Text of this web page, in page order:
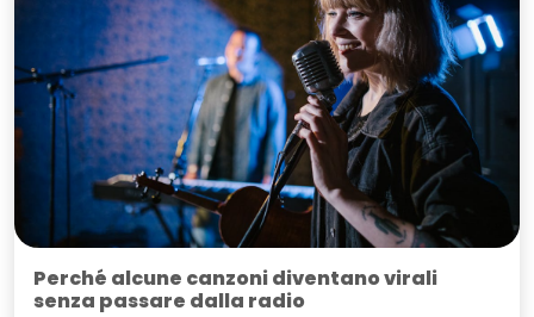
Perché alcune canzoni diventano virali
senza passare dalla radio